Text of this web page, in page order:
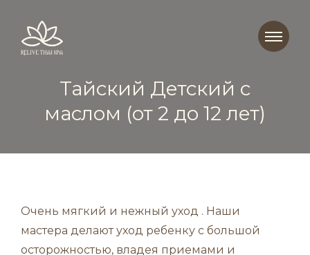
Тайский Детский с
маслом (от 2 до 12 лет)
Очень мягкий и нежный уход . Наши
мастера делают уход ребенку с большой
осторожностью, владея приемами и